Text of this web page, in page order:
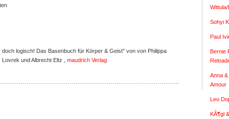
logisch! Das Basenbuch für Körper & Geist" von von Philippa
und Albrecht Eltz , maudrich Verlag
Sohyi
Paul
Bernie
Anna
Amour
Leo
KÃ¶gl